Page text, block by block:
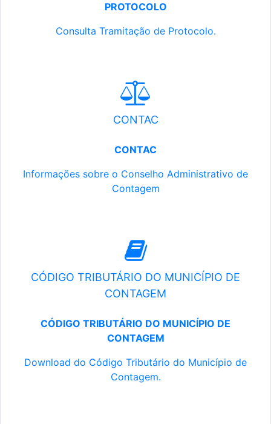
PROTOCOLO
Consulta Tramitação de Protocolo.
CONTAC
CONTAC
Informações sobre o Conselho Administrativo de
Contagem
CÓDIGO TRIBUTÁRIO DO MUNICÍPIO DE
CONTAGEM
CÓDIGO TRIBUTÁRIO DO MUNICÍPIO DE
CONTAGEM
Download do Código Tributário do Município de
Contagem.